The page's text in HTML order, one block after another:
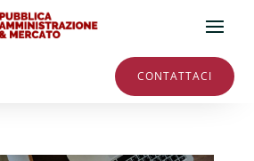
CONTATTACI